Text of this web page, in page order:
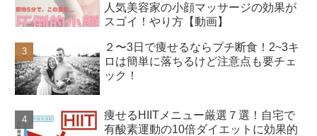
人気美容家の小顔マッサージの効果が
スゴイ！やり方【動画】
２〜3日で痩せるならプチ断食！2~3キ
ロは簡単に落ちるけど注意点も要チェ
ック！
痩せるHIITメニュー厳選７選！自宅で
有酸素運動の10倍ダイエットに効果的